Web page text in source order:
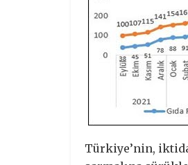
Türkiye’nin,